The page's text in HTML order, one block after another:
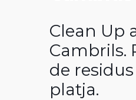
Clean Up
Cambrils.
de residus
platja.